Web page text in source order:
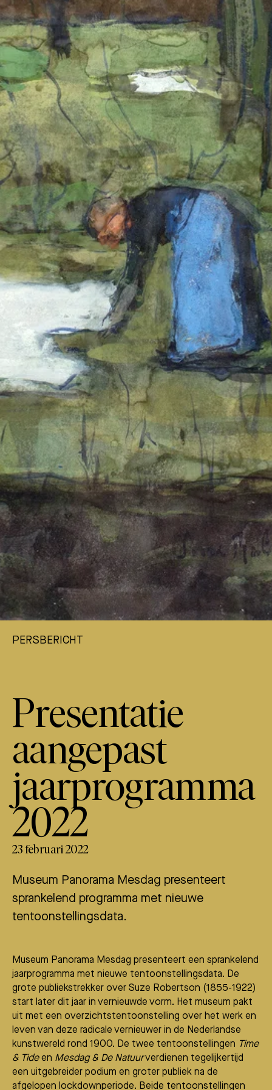
PERSBERICHT
Presentatie
aangepast
jaarprogramma
2022
23 februari 2022
Museum Panorama Mesdag presenteert
sprankelend programma met nieuwe
tentoonstellingsdata.
Museum Panorama Mesdag presenteert een sprankelend
jaarprogramma met nieuwe tentoonstellingsdata. De
grote publiekstrekker over Suze Robertson (1855-1922)
start later dit jaar in vernieuwde vorm. Het museum pakt
uit met een overzichtstentoonstelling over het werk en
leven van deze radicale vernieuwer in de Nederlandse
kunstwereld rond 1900. De twee tentoonstellingen Time
& Tideen Mesdag & De Natuurverdienen tegelijkertijd
een uitgebreider podium en groter publiek na de
afgelopen lockdownperiode. Beide tentoonstellingen
SHOP
STEUN
DONEER
social media) in staat om doelgerichter informatie te kunnen
aanbieden.
Als u onderdelen uitzet, werken sommige functies binnen de
website wellicht niet of niet goed. U kunt uw voorkeuren
voor het plaatsen van cookies altijd nog aanpassen.
MEER INFORMATIE
ACCEPTEER ALLES VOORKEUREN OPSLAAN